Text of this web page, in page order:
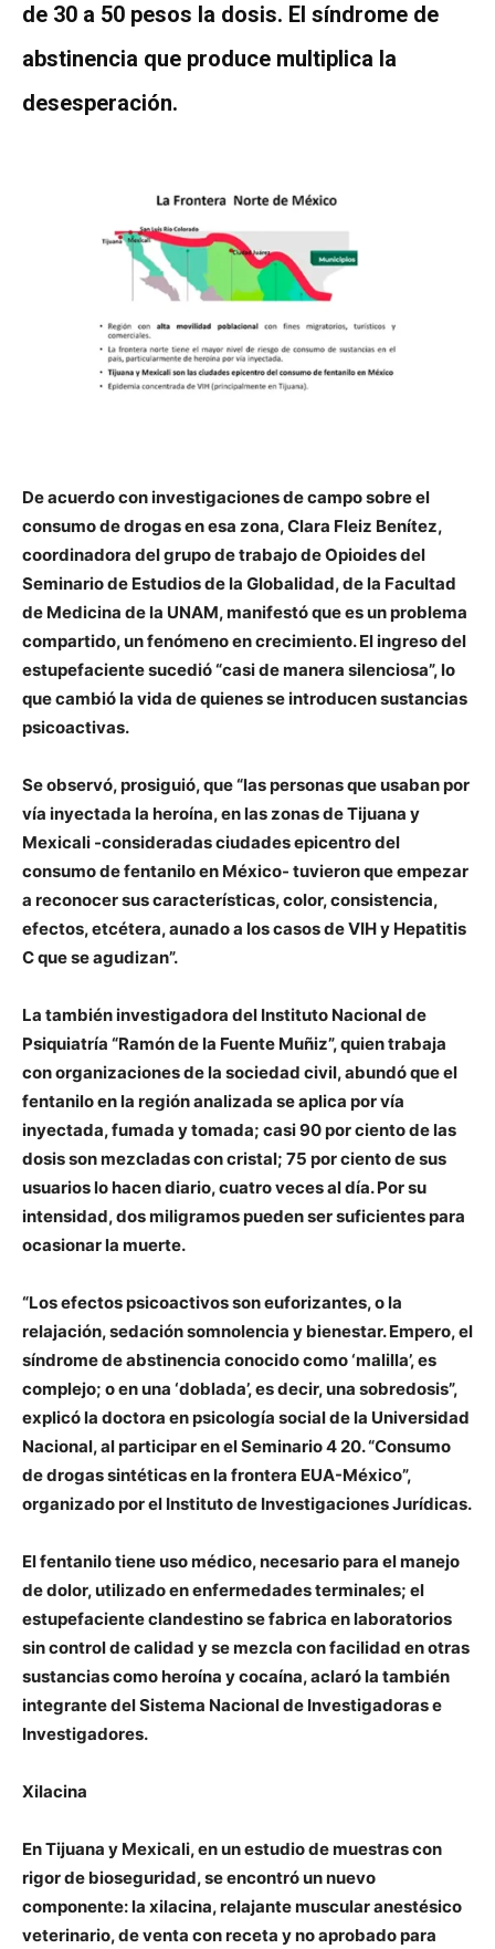
de 30 a 50 pesos la dosis. El síndrome de
abstinencia que produce multiplica la
desesperación.
De acuerdo con investigaciones de campo sobre el
consumo de drogas en esa zona, Clara Fleiz Benítez,
coordinadora del grupo de trabajo de Opioides del
Seminario de Estudios de la Globalidad, de la Facultad
de Medicina de la UNAM, manifestó que es un problema
compartido, un fenómeno en crecimiento. El ingreso del
estupefaciente sucedió “casi de manera silenciosa”, lo
que cambió la vida de quienes se introducen sustancias
psicoactivas.
Se observó, prosiguió, que “las personas que usaban por
vía inyectada la heroína, en las zonas de Tijuana y
Mexicali -consideradas ciudades epicentro del
consumo de fentanilo en México- tuvieron que empezar
a reconocer sus características, color, consistencia,
efectos, etcétera, aunado a los casos de VIH y Hepatitis
C que se agudizan”.
La también investigadora del Instituto Nacional de
Psiquiatría “Ramón de la Fuente Muñiz”, quien trabaja
con organizaciones de la sociedad civil, abundó que el
fentanilo en la región analizada se aplica por vía
inyectada, fumada y tomada; casi 90 por ciento de las
dosis son mezcladas con cristal; 75 por ciento de sus
usuarios lo hacen diario, cuatro veces al día. Por su
intensidad, dos miligramos pueden ser suficientes para
ocasionar la muerte.
“Los efectos psicoactivos son euforizantes, o la
relajación, sedación somnolencia y bienestar. Empero, el
síndrome de abstinencia conocido como ‘malilla’, es
complejo; o en una ‘doblada’, es decir, una sobredosis”,
explicó la doctora en psicología social de la Universidad
Nacional, al participar en el Seminario 4 20. “Consumo
de drogas sintéticas en la frontera EUA-México”,
organizado por el Instituto de Investigaciones Jurídicas.
El fentanilo tiene uso médico, necesario para el manejo
de dolor, utilizado en enfermedades terminales; el
estupefaciente clandestino se fabrica en laboratorios
sin control de calidad y se mezcla con facilidad en otras
sustancias como heroína y cocaína, aclaró la también
integrante del Sistema Nacional de Investigadoras e
Investigadores.
Xilacina
En Tijuana y Mexicali, en un estudio de muestras con
rigor de bioseguridad, se encontró un nuevo
componente: la xilacina, relajante muscular anestésico
veterinario, de venta con receta y no aprobado para